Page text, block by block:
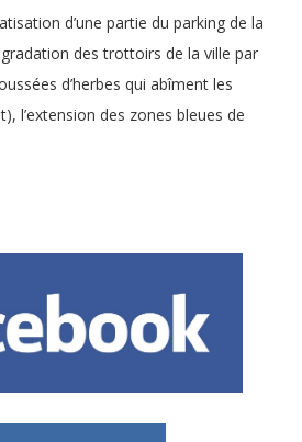
d’une partie du parking de la
des trottoirs de la ville par
d’herbes qui abîment les
l’extension des zones bleues de